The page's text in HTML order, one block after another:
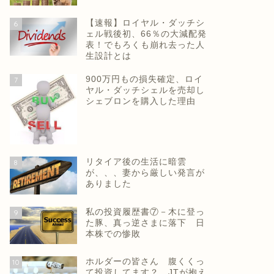
6
【速報】ロイヤル・ダッチシ
ェル戦後初、66％の大減配発
表！でもろくも崩れ去った人
生設計とは
7
900万円もの損失確定、ロイ
ヤル・ダッチシェルを売却し
シェブロンを購入した理由
8
リタイア後の生活に暗雲
が、、、妻から厳しい発言が
ありました
9
私の投資履歴書⑦－木に登っ
た豚、真っ逆さまに落下 日
本株での惨敗
10
ホルダーの皆さん 腹くくっ